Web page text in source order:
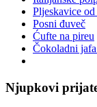
Pljeskavice
Posni đuveč
Ćufte na pireu
Čokoladni
Njupkovi